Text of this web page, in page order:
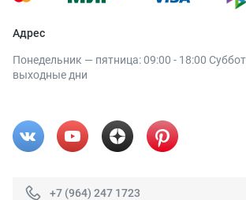
Адрес
Понедельник — пятница: 09:00 - 18:00
выходные дни
+7 (964) 247 1723